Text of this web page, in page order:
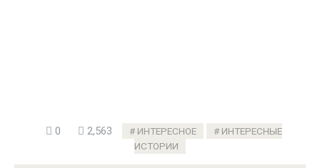
0 2,563 ИНТЕРЕСНОЕ
ИНТЕРЕСНЫЕ
ИСТОРИИ